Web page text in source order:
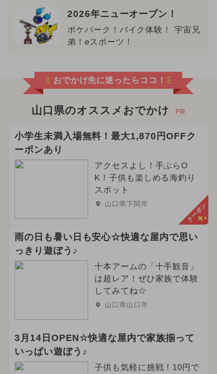
2026年ニューオープン！
ポケパーク！バイク体験！ 宇宙兄
弟！eスポーツ！
おでかけ先に迷ったらココ！
山口県のオススメおでかけ PR
小学生未満入場無料！最大1,870円OFFク
ーポンあり
アクセスよし！手ぶらO
K！子供も楽しめる海釣り
スポット
山口県下関市 クーポン
雨の日も暑い日も安心☆快適な屋内で思い
っきり遊ぼう♪
十本アームの「十手観音」
は超レア！ぜひ家族で体験
してみてね☆
山口県山口市
3月14日OPEN☆快適な屋内で家族揃って
いっぱい遊ぼう♪
子供も気軽に挑戦！10円で